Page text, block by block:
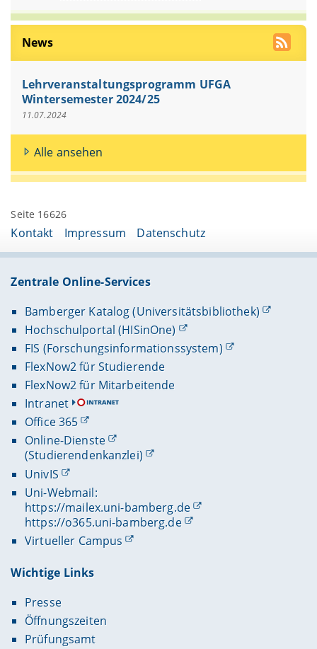
News
Lehrveranstaltungsprogramm UFGA
Wintersemester 2024/25
11.07.2024
Alle ansehen
Seite 16626
Kontakt Impressum Datenschutz
Zentrale Online-Services
Bamberger Katalog (Universitätsbibliothek)
Hochschulportal (HISinOne)
FIS (Forschungsinformationssystem)
FlexNow2 für Studierende
FlexNow2 für Mitarbeitende
Intranet
Office 365
Online-Dienste
(Studierendenkanzlei)
UnivIS
Uni-Webmail:
https://mailex.uni-bamberg.de
https://o365.uni-bamberg.de
Virtueller Campus
Wichtige Links
Presse
Öffnungszeiten
Prüfungsamt